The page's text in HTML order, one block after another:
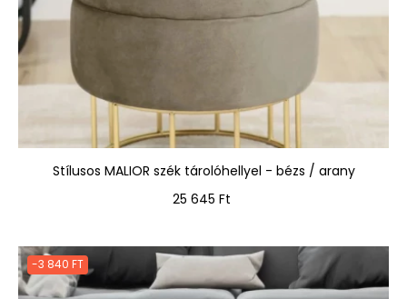
Stílusos MALIOR szék tárolóhellyel - bézs / arany
Ár
25 645 Ft
-3 840 FT